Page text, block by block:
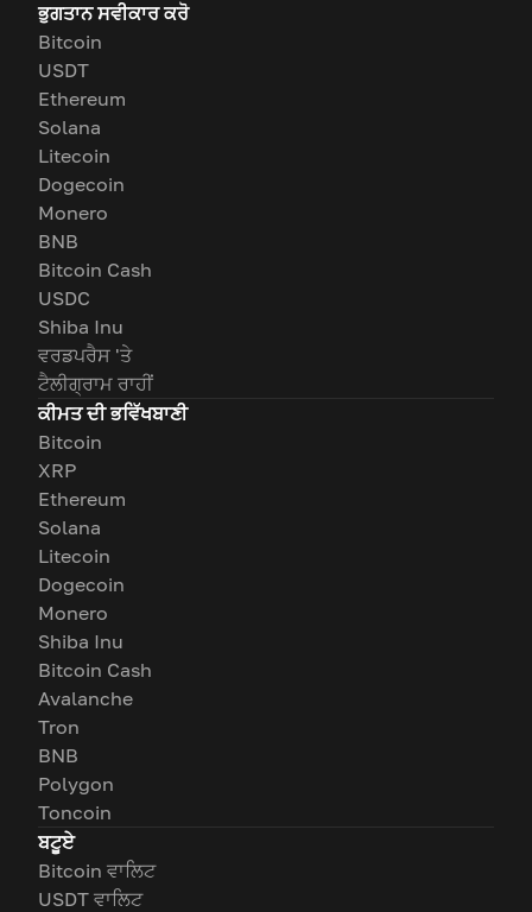
ਭੁਗਤਾਨ ਸਵੀਕਾਰ ਕਰੋ
Bitcoin
USDT
Ethereum
Solana
Litecoin
Dogecoin
Monero
BNB
Bitcoin Cash
USDC
Shiba Inu
ਵਰਡਪਰੈਸ 'ਤੇ
ਟੈਲੀਗ੍ਰਾਮ ਰਾਹੀਂ
ਕੀਮਤ ਦੀ ਭਵਿੱਖਬਾਣੀ
Bitcoin
XRP
Ethereum
Solana
Litecoin
Dogecoin
Monero
Shiba Inu
Bitcoin Cash
Avalanche
Tron
BNB
Polygon
Toncoin
ਬਟੂਏ
Bitcoin ਵਾਲਿਟ
USDT ਵਾਲਿਟ